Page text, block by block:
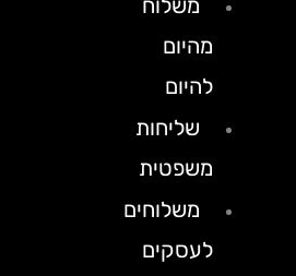
מהיום
להיום
שליחות
משפטית
משלוחים
לעסקים